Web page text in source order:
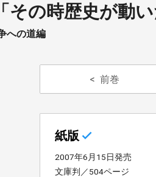
その時歴史が動
への道編
前巻
紙版
2007年6月15日発売
文庫判／504ページ